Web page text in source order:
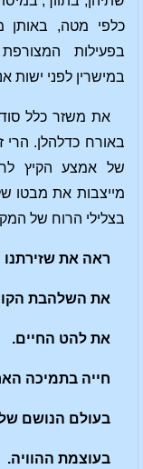
כלפי מטה, באותן
בפעילות
במישרין לפני ישות
את משזר כלל
באורח כדלהלן. הרי
של אמצע הקיץ
מייצבות את מבטו
בצלילי הרוח של
ראה את שזירתנו
את השלהבת
את להט החיים.
חייה בתמיכה
בעולם הנושם
בעוצמת ההוויה.